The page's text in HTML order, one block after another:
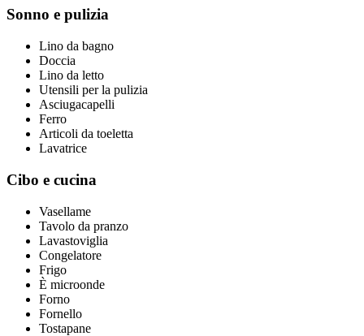
Sonno e pulizia
Lino da bagno
Doccia
Lino da letto
Utensili per la pulizia
Asciugacapelli
Ferro
Articoli da toeletta
Lavatrice
Cibo e cucina
Vasellame
Tavolo da pranzo
Lavastoviglia
Congelatore
Frigo
È microonde
Forno
Fornello
Tostapane